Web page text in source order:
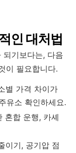
인 대처법
기보다는, 다음
이 필요합니다.
별 가격 차이가
유소 확인하세요.
혼합 운행, 카셰
이기, 공기압 점